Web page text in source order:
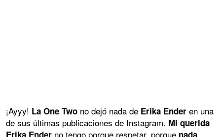
¡Ayyy! La One Two no dejó nada de Erika Ender en una
de sus últimas publicaciones de Instagram. Mi querida
Erika Ender no tengo porque respetar, porque nada